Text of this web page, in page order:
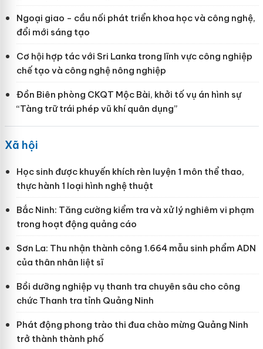
Ngoại giao - cầu nối phát triển khoa học và công nghệ,
đổi mới sáng tạo
Cơ hội hợp tác với Sri Lanka trong lĩnh vực công nghiệp
chế tạo và công nghệ nông nghiệp
Đồn Biên phòng CKQT Mộc Bài, khởi tố vụ án hình sự
“Tàng trữ trái phép vũ khí quân dụng”
Xã hội
Học sinh được khuyến khích rèn luyện 1 môn thể thao,
thực hành 1 loại hình nghệ thuật
Bắc Ninh: Tăng cường kiểm tra và xử lý nghiêm vi phạm
trong hoạt động quảng cáo
Sơn La: Thu nhận thành công 1.664 mẫu sinh phẩm ADN
của thân nhân liệt sĩ
Bồi dưỡng nghiệp vụ thanh tra chuyên sâu cho công
chức Thanh tra tỉnh Quảng Ninh
Phát động phong trào thi đua chào mừng Quảng Ninh
trở thành thành phố